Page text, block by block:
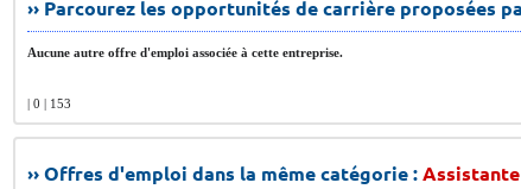
›› Parcourez les opportunités de carrière proposées
Aucune autre offre d'emploi associée à cette entreprise.
| 0 | 153
›› Offres d'emploi dans la même catégorie :